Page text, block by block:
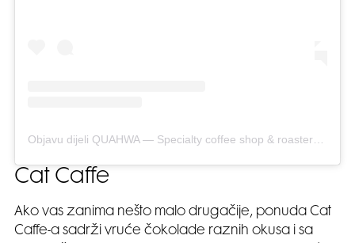
Cat Caffe
Ako vas zanima nešto malo drugačije, ponuda Cat
Caffe-a sadrži vruće čokolade raznih okusa i sa